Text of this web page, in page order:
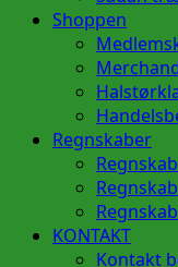
Shoppen
Regnskaber
KONTAKT
Kontakt